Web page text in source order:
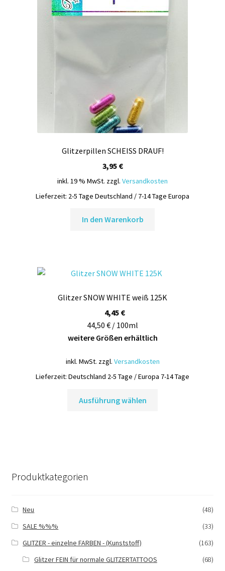
Optionen
der
Glitzerpillen SCHEISS DRAUF!
3,95 €
inkl. 19 % MwSt. zzgl. Versandkosten
Lieferzeit: 2-5 Tage Deutschland / 7-14 Tage Europa
In den Warenkorb
Glitzer SNOW WHITE weiß 125K
4,45 €
44,50 € / 100ml
weitere Größen erhältlich
inkl. MwSt. zzgl. Versandkosten
Lieferzeit: Deutschland 2-5 Tage / Europa 7-14 Tage
Ausführung wählen
Produktkategorien
Neu
(48)
SALE %%%
(33)
GLITZER - einzelne FARBEN - (Kunststoff)
(163)
Glitzer FEIN für normale GLITZERTATTOOS
(68)